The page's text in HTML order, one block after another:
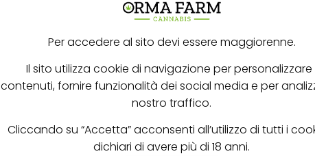
3, 5, 10
Per accedere al sito devi essere maggiorenne.
Il sito utilizza cookie di navigazione per personalizzare
contenuti, fornire funzionalità dei social media e per
nostro traffico.
Cliccando su “Accetta” acconsenti all’utilizzo di tutti i
dichiari di avere più di 18 anni.